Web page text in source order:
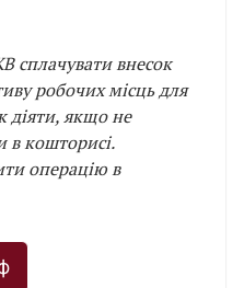
сплачувати внесок
робочих місць для
діяти, якщо не
в кошторисі.
операцію в